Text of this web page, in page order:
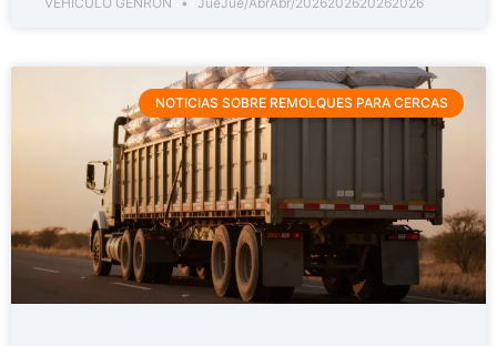
NOTICIAS SOBRE REMOLQUES PARA CERCAS